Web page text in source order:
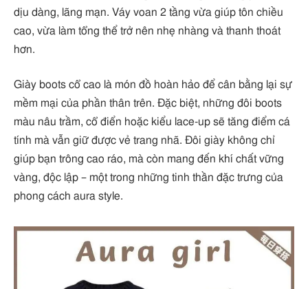
dịu dàng, lãng mạn. Váy voan 2 tầng vừa giúp tôn chiều
cao, vừa làm tổng thể trở nên nhẹ nhàng và thanh thoát
hơn.
Giày boots cổ cao là món đồ hoàn hảo để cân bằng lại sự
mềm mại của phần thân trên. Đặc biệt, những đôi boots
màu nâu trầm, cổ điển hoặc kiểu lace-up sẽ tăng điểm cá
tính mà vẫn giữ được vẻ trang nhã. Đôi giày không chỉ
giúp bạn trông cao ráo, mà còn mang đến khí chất vững
vàng, độc lập – một trong những tinh thần đặc trưng của
phong cách aura style.